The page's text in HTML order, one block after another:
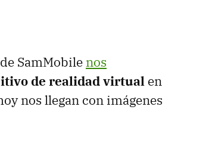
SamMobile nos
de realidad virtual en
nos llegan con imágenes